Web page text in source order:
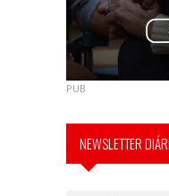
PUB
NEWSLETTER